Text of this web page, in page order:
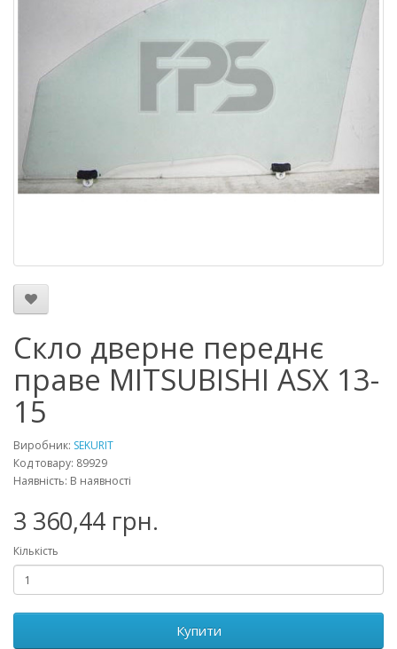
Скло дверне переднє
праве MITSUBISHI ASX 13-
15
Виробник: SEKURIT
Код товару: 89929
Наявність: В наявності
3 360,44 грн.
Кількість
Купити